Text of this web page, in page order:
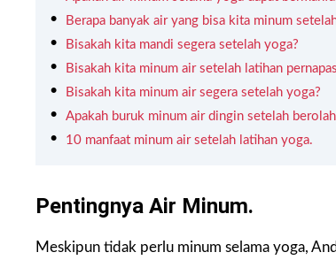
Berapa banyak air yang bisa kita minum
Bisakah kita mandi segera setelah yoga?
Bisakah kita minum air setelah latihan
Bisakah kita minum air segera setelah yoga?
Apakah buruk minum air dingin setelah
10 manfaat minum air setelah latihan yoga.
Pentingnya Air Minum.
Meskipun tidak perlu minum selama yoga,